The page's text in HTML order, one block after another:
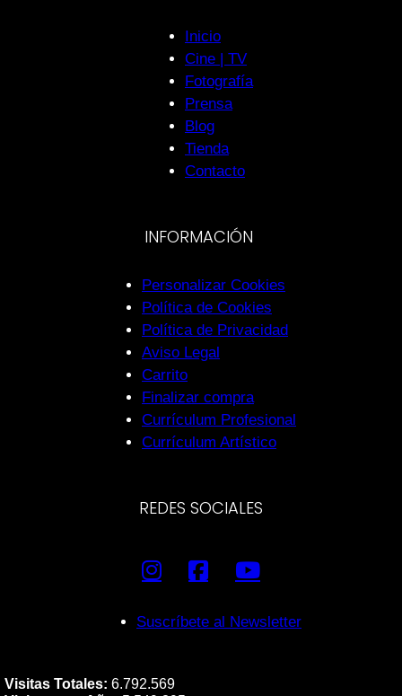
Inicio
Cine | TV
Fotografía
Prensa
Blog
Tienda
Contacto
INFORMACIÓN
Personalizar Cookies
Política de Cookies
Política de Privacidad
Aviso Legal
Carrito
Finalizar compra
Currículum Profesional
Currículum Artístico
REDES SOCIALES
Suscríbete al Newsletter
Visitas Totales: 6.792.569